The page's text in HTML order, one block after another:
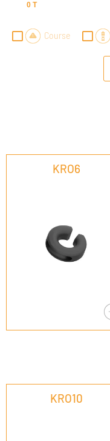
0 T
Course
KRO6
KRO10